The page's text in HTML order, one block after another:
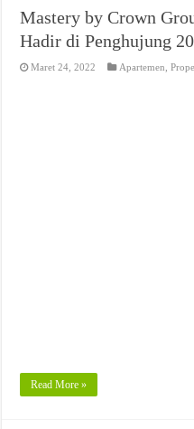
Mastery by Crown
Hadir di Penghujung
Maret 24, 2022 Apartemen ,
Read More »